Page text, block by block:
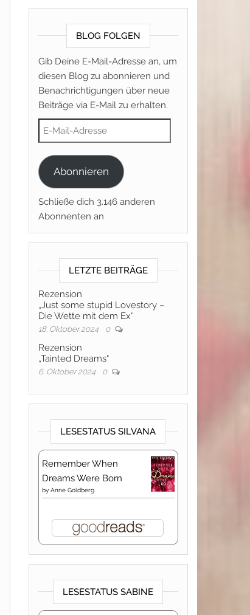
BLOG FOLGEN
Gib Deine E-Mail-Adresse an, um
diesen Blog zu abonnieren und
Benachrichtigungen über neue
Beiträge via E-Mail zu erhalten.
E-Mail-Adresse
Abonnieren
Schließe dich 3.146 anderen
Abonnenten an
LETZTE BEITRÄGE
Rezension
„Just some stupid Lovestory –
Die Wette mit dem Ex“
18. Oktober 2024 0
Rezension
„Tainted Dreams“
6. Oktober 2024 0
LESESTATUS SILVANA
Remember When
Dreams Were Born
by Anne Goldberg
LESESTATUS SABINE